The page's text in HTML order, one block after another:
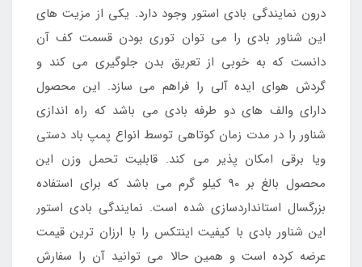
درون نمایندگی بادی استور وجود دارد. یکی از مزیت های
این شناور بادی را می توان توری بودن قسمت کف آن
دانست که به خوبی از تعریق بدن جلوگیری می کند و
گردش هوای ایده آلی را فراهم می سازد. این محصول
دارای والف های دو طرفه بادی می باشد که راه اندازی
شناور را در مدت زمان کوتاهی توسط انواع پمپ باد دستی
ویا برقی امکان پذیر می کند. قابلیت تحمل وزن این
محصول بالغ بر 90 کیلو گرم می باشد که برای استفاده
بزرگسال استانداردسازی شده است. نمایندگی بادی استور
این شناور بادی با کیفیت اینتکس را با ارزان ترین قیمت
عرضه کرده است و همین حالا می توانید آن را سفارش